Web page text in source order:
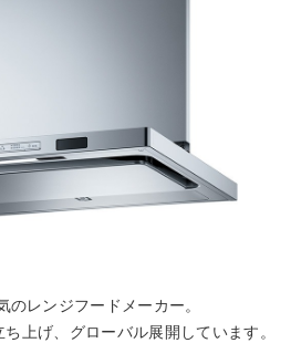
レンジフードメーカー。
ち上げ、グローバル展開しています。